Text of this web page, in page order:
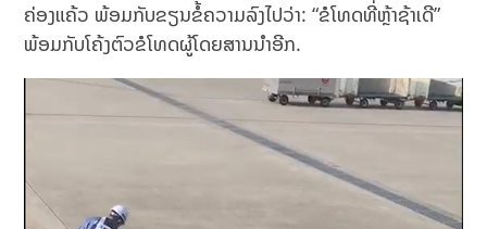
ຄ່ອງແຄ້ວ ພ້ອມກັບຂຽນຂໍ້ຄວາມລົງໄປວ່າ: “ຂໍໂທດທີ່ຫຼ້າຊ້າເດີ”
ພ້ອມກັບໂຄ້ງຕົວຂໍໂທດຜູ້ໂດຍສານນຳອີກ.